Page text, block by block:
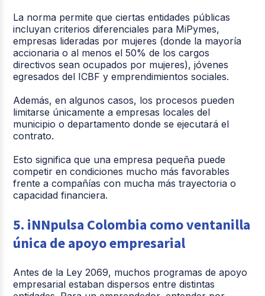
La norma permite que ciertas entidades públicas
incluyan criterios diferenciales para MiPymes,
empresas lideradas por mujeres (donde la mayoría
accionaria o al menos el 50% de los cargos
directivos sean ocupados por mujeres), jóvenes
egresados del ICBF y emprendimientos sociales.
Además, en algunos casos, los procesos pueden
limitarse únicamente a empresas locales del
municipio o departamento donde se ejecutará el
contrato.
Esto significa que una empresa pequeña puede
competir en condiciones mucho más favorables
frente a compañías con mucha más trayectoria o
capacidad financiera.
5. iNNpulsa Colombia como ventanilla
única de apoyo empresarial
Antes de la Ley 2069, muchos programas de apoyo
empresarial estaban dispersos entre distintas